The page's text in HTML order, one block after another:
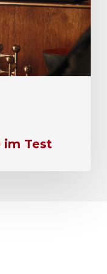
im Test